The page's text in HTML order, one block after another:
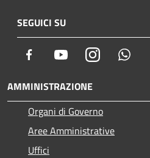
SEGUICI SU
Facebook YoutubeInstagram
AMMINISTRAZIONE
Organi di Governo
Aree Amministrative
Uffici